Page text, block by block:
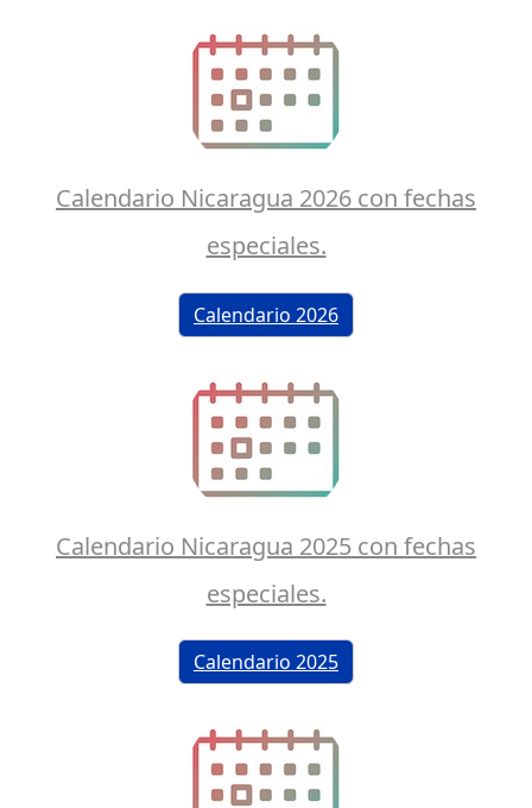
Calendario Nicaragua 2026 con fechas
especiales.
Calendario 2026
Calendario Nicaragua 2025 con fechas
especiales.
Calendario 2025